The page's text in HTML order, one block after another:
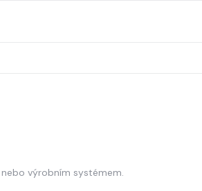
výrobním systémem.